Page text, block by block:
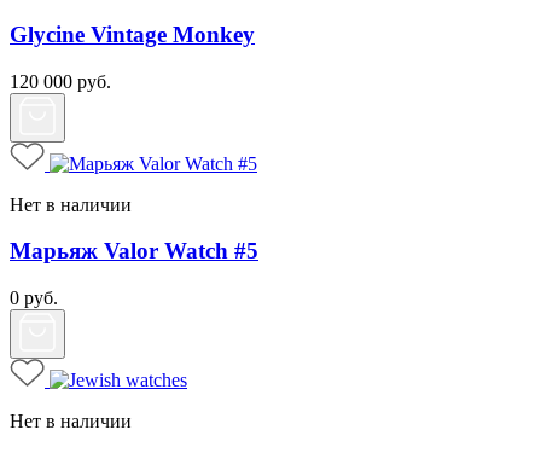
Glycine Vintage Monkey
120 000 руб.
Нет в наличии
Марьяж Valor Watch #5
0 руб.
Нет в наличии